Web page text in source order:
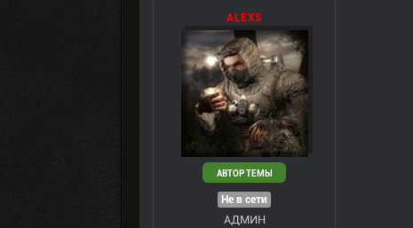
ALEXS
АВТОР ТЕМЫ
Не в сети
АДМИН